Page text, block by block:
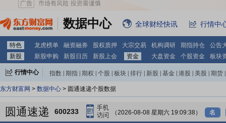
数据中心 全球财经快讯 行情中
特色 龙虎榜单 融资融券 股权质押 大宗交易 机构调研 期指持仓
公告
新股
新股申购 新股日历 新股上会 资金 大盘资金 个股资金 板块
行情中心 指数 期指 期权 个股 板块 排行 新股 基金 港股 美股 期货
东方财富网 > 数据中心 > 圆通速递个股数据
圆通速递 600233 （2026-08-08 星期六 19:09:38） 名